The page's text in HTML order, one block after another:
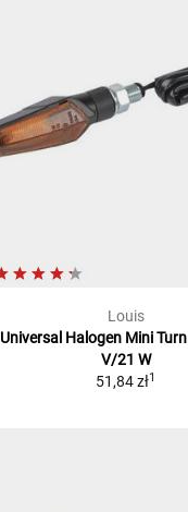
Louis
Universal Halogen Mini
V/21 W
51,84 zł1